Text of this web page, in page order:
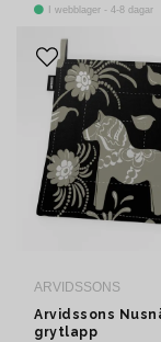
I webblager - 4-8 dagar
ARVIDSSONS
Arvidssons
grytlapp